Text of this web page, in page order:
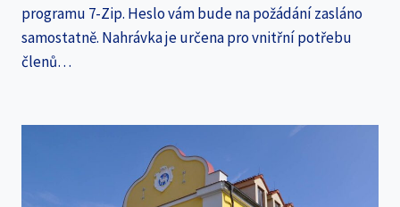
programu 7-Zip. Heslo vám bude na požádání zasláno
samostatně. Nahrávka je určena pro vnitřní potřebu
členů…